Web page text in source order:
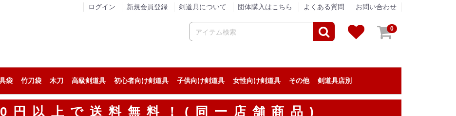
ログイン 新規会員登録 剣道具について 団体購入はこちら よくある質問 お問い合わせ
0
人気の剣道防具セット
稽古用の剣道防具セット
試合用の剣道防具セット
人気の面
稽古用の面
試合用の面
人気の小手
稽古用の小手
試合用の小手
カスタム胴
人気の垂
稽古用の垂
試合用の垂 人気の剣道着
ジャージ系剣道着
綿道着
人気の袴
稽古用の剣道袴
綿袴
竹刀
型）
型）
型）
）型）
型）
刀
袋 竹刀袋 木刀 高級剣道具 初心者向け剣道具 子供向け剣道具 女性向け剣道具 その他
剣道具のメンテナンス
アパレル
贈答品
垂ネーム（垂名札）
剣道の小物
剣道具店別
以上で送料無料！(同一店舗商品)